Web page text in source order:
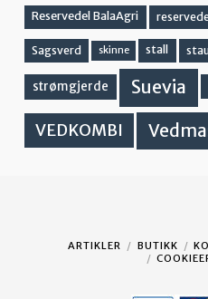
Reservedel BalaAgri
Sagsverd skinne stall
strømgjerde Suevia
VEDKOMBI
ARTIKLER BUTIKK